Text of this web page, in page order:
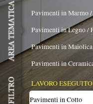
Pavimenti in Ceramica / Gres
LAVORO ESEGUITO PER
Pavimenti in Cotto
X
Pavimenti in legno artistici